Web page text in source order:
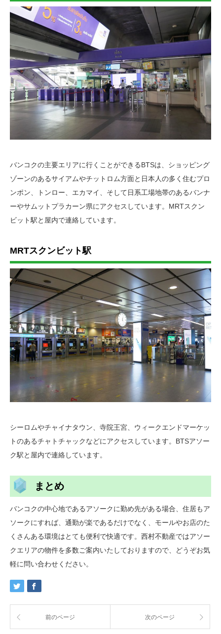
バンコクの主要エリアに行くことができるBTSは、ショッピング
ゾーンのあるサイアムやチットロム方面と日本人の多く住むプロ
ンポン、トンロー、エカマイ、そして日系工場地帯のあるバンナ
ーやサムットプラカーン県にアクセスしています。MRTスクン
ビット駅と屋内で連絡しています。
MRTスクンビット駅
シーロムやチャイナタウン、寺院王宮、ウィークエンドマーケッ
トのあるチャトチャックなどにアクセスしています。BTSアソー
ク駅と屋内で連絡しています。
まとめ
バンコクの中心地であるアソークに勤め先がある場合、住居もア
ソークにすれば、通勤が楽であるだけでなく、モールやお店のた
くさんある環境はとても便利で快適です。西村不動産ではアソー
クエリアの物件を多数ご案内いたしておりますので、どうぞお気
軽に問い合わせください。
前のページ 次のページ